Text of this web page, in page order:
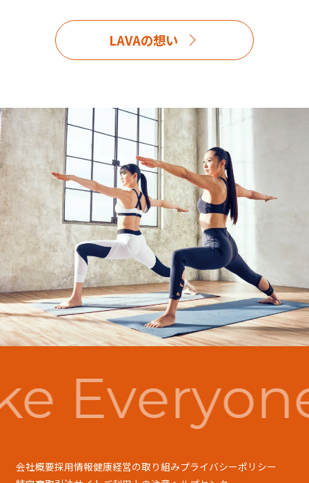
LAVAの想い
会社概要採用情報健康経営の取り組みプライバシーポリシー